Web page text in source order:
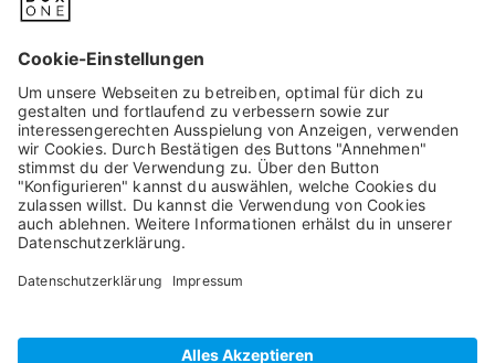
Pixum
Widerrufsbelehrung
Datenschutz
AGB/Kundeninfos